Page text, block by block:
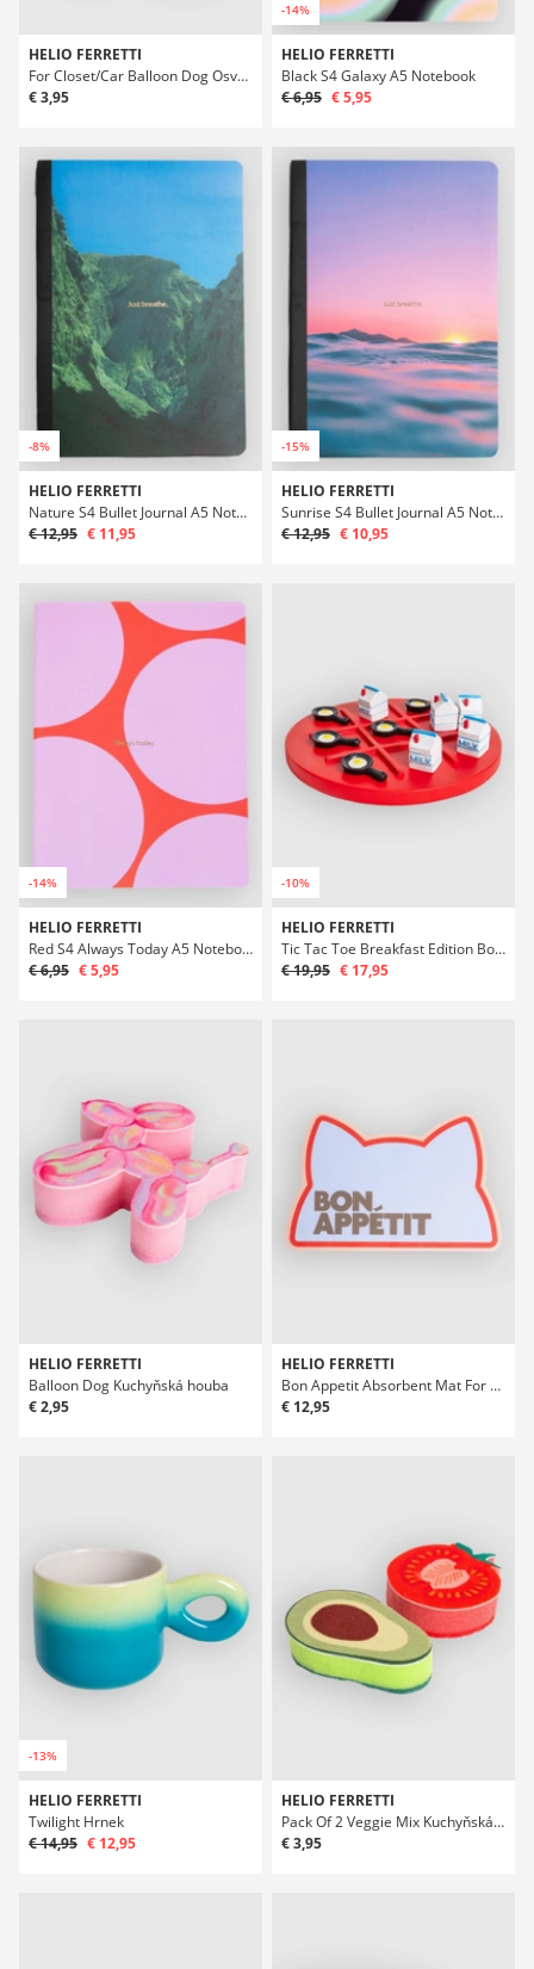
HELIO FERRETTI
For Closet/Car Balloon Dog Osvežovac vzduchu
€ 3,95
-14%
HELIO FERRETTI
Black S4 Galaxy A5 Notebook
€ 6,95 € 5,95
-8%
HELIO FERRETTI
Nature S4 Bullet Journal A5 Notebook
€ 12,95 € 11,95
-15%
HELIO FERRETTI
Sunrise S4 Bullet Journal A5 Notebook
€ 12,95 € 10,95
-14%
HELIO FERRETTI
Red S4 Always Today A5 Notebook
€ 6,95 € 5,95
-10%
HELIO FERRETTI
Tic Tac Toe Breakfast Edition Board Hra
€ 19,95 € 17,95
HELIO FERRETTI
Balloon Dog Kuchyňská houba
€ 2,95
HELIO FERRETTI
Bon Appetit Absorbent Mat For Cat Miska Floor Mat
€ 12,95
-13%
HELIO FERRETTI
Twilight Hrnek
€ 14,95 € 12,95
HELIO FERRETTI
Pack Of 2 Veggie Mix Kuchyňská houba
€ 3,95